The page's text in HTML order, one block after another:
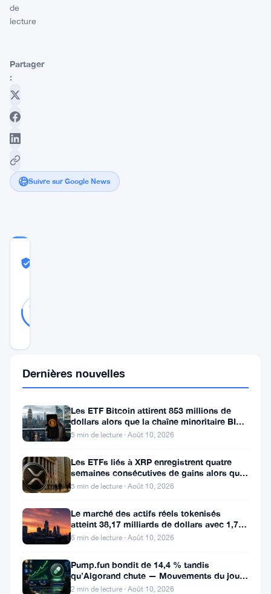
de
lecture
Partager
:
Suivre sur Google News
77
Dans
paysage
constante
évolution
des
Japon
est
sorti
Dernières nouvelles
Les ETF Bitcoin attirent 853 millions de
dollars alors que la chaîne minoritaire BIP-
110 meurt après deux
5 min de lecture · Août 10, 2026
Les ETFs liés à XRP enregistrent quatre
semaines consécutives de gains alors que
le prix teste le support à 1
5 min de lecture · Août 10, 2026
Le marché des actifs réels tokenisés
atteint 38,17 milliards de dollars avec 1,7
million de détenteurs
6 min de lecture · Août 10, 2026
Pump.fun bondit de 14,4 % tandis
qu’Algorand chute — Mouvements du jour
10 août
2 min de lecture · Août 10, 2026